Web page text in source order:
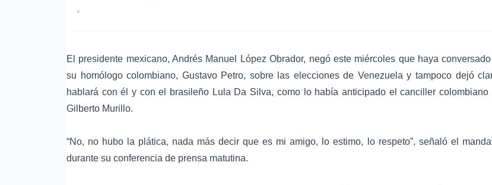
•
El presidente mexicano, Andrés Manuel López Obrador, negó este miércoles que haya
su homólogo colombiano, Gustavo Petro, sobre las elecciones de Venezuela y tampoco dejó
hablará con él y con el brasileño Lula Da Silva, como lo había anticipado el canciller colombiano
Gilberto Murillo.
“No, no hubo la plática, nada más decir que es mi amigo, lo estimo, lo respeto”, señaló el
durante su conferencia de prensa matutina.